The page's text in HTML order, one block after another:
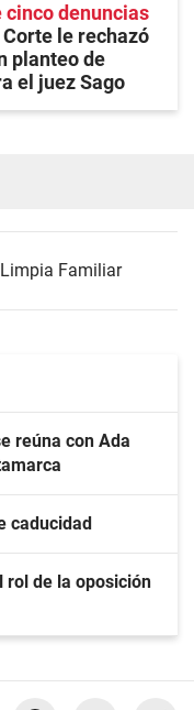
cinco denuncias
Corte le rechazó
planteo de
el juez Sago
Familiar
reúna con Ada
caducidad
rol de la oposición